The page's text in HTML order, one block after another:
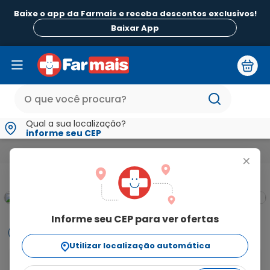
Baixe o app da Farmais e receba descontos exclusivos!
Baixar App
Qual a sua localização?
informe seu CEP
+
Informe seu CEP para ver ofertas
Utilizar localização automática
Informações
ANADOR comprimidos 1g